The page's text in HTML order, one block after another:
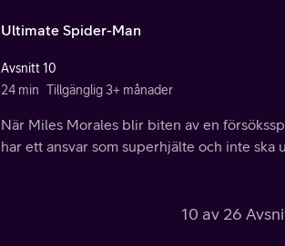
Ultimate Spider-Man
Avsnitt 10
24 min Tillgänglig 3+ månader
När Miles Morales blir biten av en
har ett ansvar som superhjälte och inte ska
10 av 26